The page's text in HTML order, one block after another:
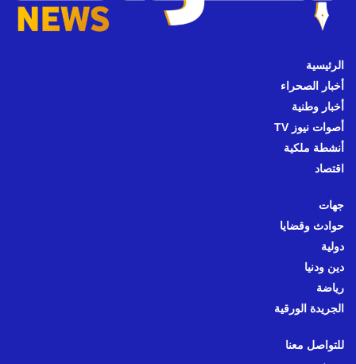
الرئيسية
أخبار الصحراء
أخبار وطنية
أصوات نيوز TV
أنشطة ملكية
اقتصاد
جهات
حوادث وقضايا
دولية
دين ودنيا
رياضة
الجريدة الورقية
للتواصل معنا